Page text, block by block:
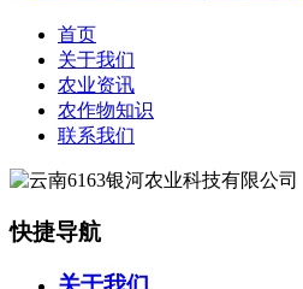
首页
关于我们
农业资讯
农作物知识
联系我们
快捷导航